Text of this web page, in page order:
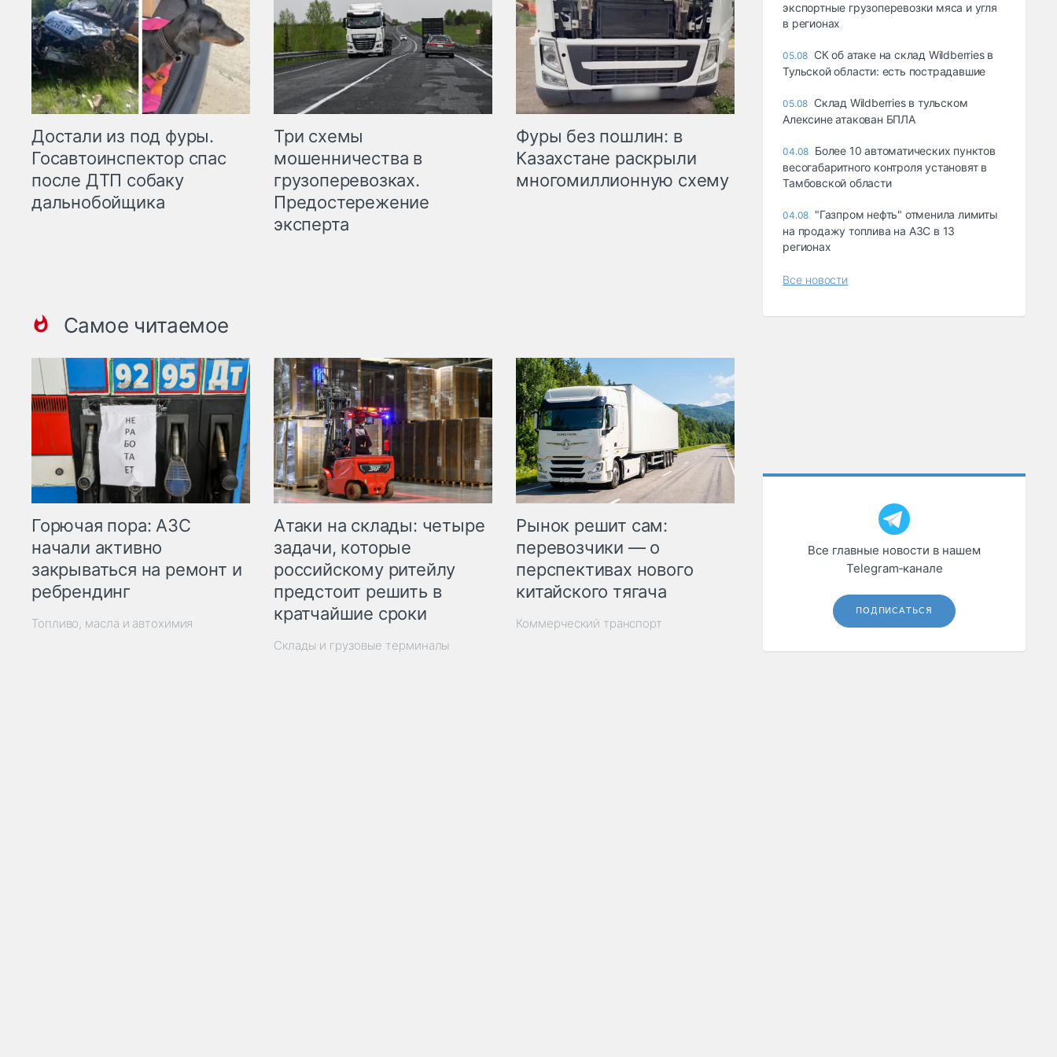
Достали из под фуры.
Госавтоинспектор спас
после ДТП собаку
дальнобойщика
Три схемы
мошенничества в
грузоперевозках.
Предостережение
эксперта
Фуры без пошлин: в
Казахстане раскрыли
многомиллионную схему
Самое читаемое
Горючая пора: АЗС
начали активно
закрываться на ремонт и
ребрендинг
Топливо, масла и автохимия
Атаки на склады: четыре
задачи, которые
российскому ритейлу
предстоит решить в
кратчайшие сроки
Склады и грузовые терминалы
Рынок решит сам:
перевозчики — о
перспективах нового
китайского тягача
Коммерческий транспорт
экспортные грузоперевозки мяса и угля
в регионах
05.08 СК об атаке на склад Wildberries в
Тульской области: есть пострадавшие
05.08 Склад Wildberries в тульском
Алексине атакован БПЛА
04.08 Более 10 автоматических пунктов
весогабаритного контроля установят в
Тамбовской области
04.08 "Газпром нефть" отменила лимиты
на продажу топлива на АЗС в 13
регионах
Все новости
Все главные новости в нашем
Telegram‑канале
ПОДПИСАТЬСЯ